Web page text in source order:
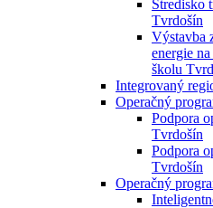
Stredisko
Tvrdošín
Výstavba
energie
školu
Integrovaný
Operačný
Podpora
Tvrdošín
Podpora
Tvrdošín
Operačný